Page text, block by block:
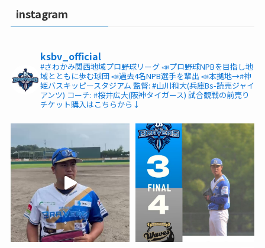
instagram
ksbv_official
#さわかみ関西地域プロ野球リーグ📣プロ野球NPBを目指し地
域とともに歩む球団📣過去4名NPB選手を輩出 📣本拠地→#神
姫バスキッピースタジアム 監督: #山川和大(兵庫Bs-読売ジャイ
アンツ) コーチ: #桜井広大(阪神タイガース) 試合観戦の前売り
チケット購入はこちらから↓